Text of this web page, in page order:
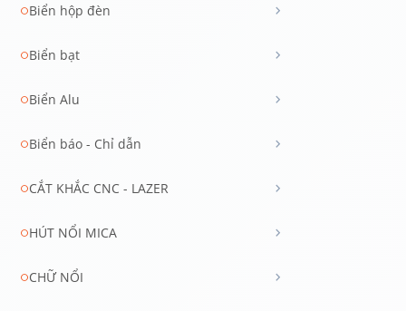
circleBiển hộp đèn chevron_right
circleBiển bạt chevron_right
circleBiển Alu chevron_right
circleBiển báo - Chỉ dẫn chevron_right
circleCẮT KHẮC CNC - LAZER chevron_right
circleHÚT NỔI MICA chevron_right
circleCHỮ NỔI chevron_right